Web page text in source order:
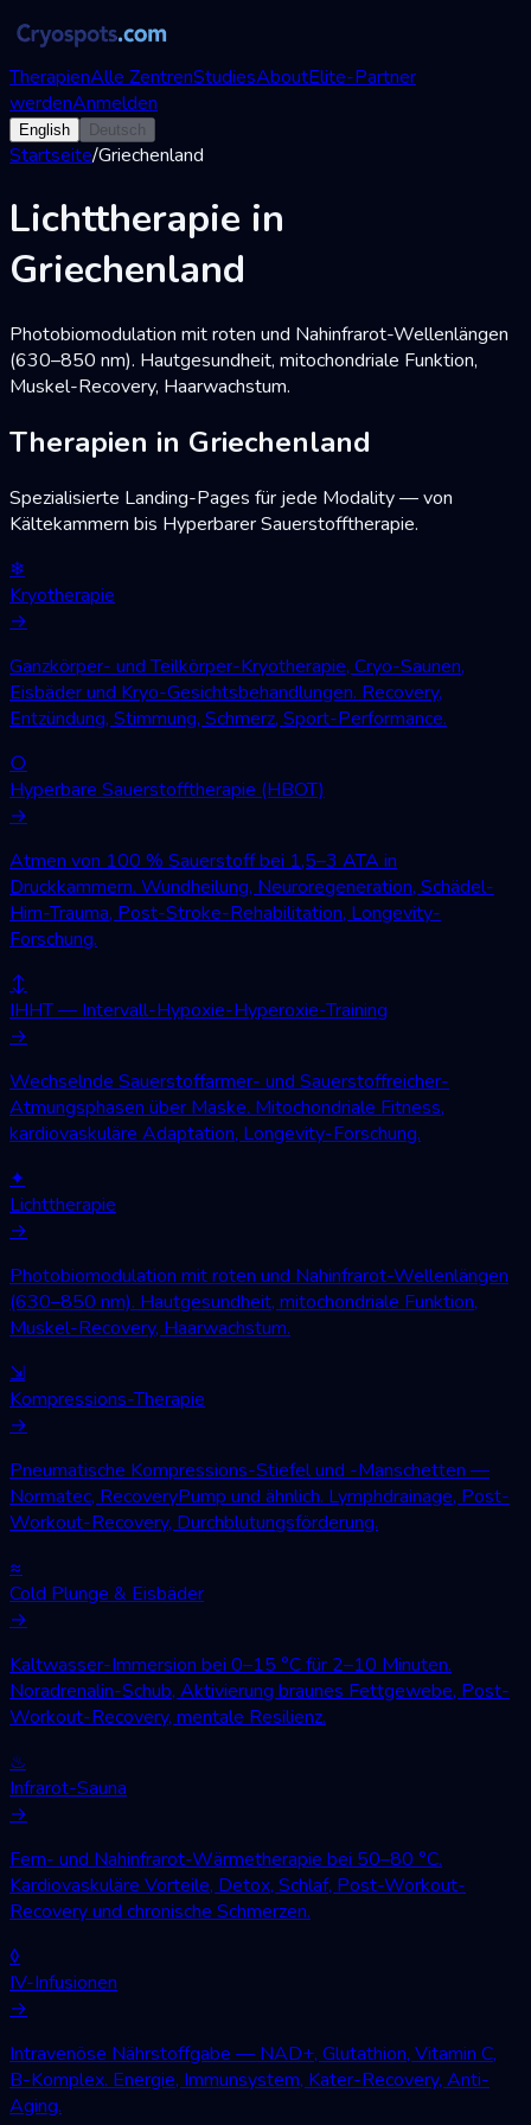
TherapienAlle ZentrenStudiesAboutElite-Partner
werdenAnmelden
English Deutsch
Startseite/Griechenland
Lichttherapie in
Griechenland
Photobiomodulation mit roten und Nahinfrarot-Wellenlängen
(630–850 nm). Hautgesundheit, mitochondriale Funktion,
Muskel-Recovery, Haarwachstum.
Therapien in Griechenland
Spezialisierte Landing-Pages für jede Modality — von
Kältekammern bis Hyperbarer Sauerstofftherapie.
❄
Kryotherapie
→
Ganzkörper- und Teilkörper-Kryotherapie, Cryo-Saunen,
Eisbäder und Kryo-Gesichtsbehandlungen. Recovery,
Entzündung, Stimmung, Schmerz, Sport-Performance.
○
Hyperbare Sauerstofftherapie (HBOT)
→
Atmen von 100 % Sauerstoff bei 1,5–3 ATA in
Druckkammern. Wundheilung, Neuroregeneration, Schädel-
Hirn-Trauma, Post-Stroke-Rehabilitation, Longevity-
Forschung.
↕
IHHT — Intervall-Hypoxie-Hyperoxie-Training
→
Wechselnde Sauerstoffarmer- und Sauerstoffreicher-
Atmungsphasen über Maske. Mitochondriale Fitness,
kardiovaskuläre Adaptation, Longevity-Forschung.
✦
Lichttherapie
→
Photobiomodulation mit roten und Nahinfrarot-Wellenlängen
(630–850 nm). Hautgesundheit, mitochondriale Funktion,
Muskel-Recovery, Haarwachstum.
⇲
Kompressions-Therapie
→
Pneumatische Kompressions-Stiefel und -Manschetten —
Normatec, RecoveryPump und ähnlich. Lymphdrainage, Post-
Workout-Recovery, Durchblutungsförderung.
≈
Cold Plunge & Eisbäder
→
Kaltwasser-Immersion bei 0–15 °C für 2–10 Minuten.
Noradrenalin-Schub, Aktivierung braunes Fettgewebe, Post-
Workout-Recovery, mentale Resilienz.
♨
Infrarot-Sauna
→
Fern- und Nahinfrarot-Wärmetherapie bei 50–80 °C.
Kardiovaskuläre Vorteile, Detox, Schlaf, Post-Workout-
Recovery und chronische Schmerzen.
◊
IV-Infusionen
→
Intravenöse Nährstoffgabe — NAD+, Glutathion, Vitamin C,
B-Komplex. Energie, Immunsystem, Kater-Recovery, Anti-
Aging.